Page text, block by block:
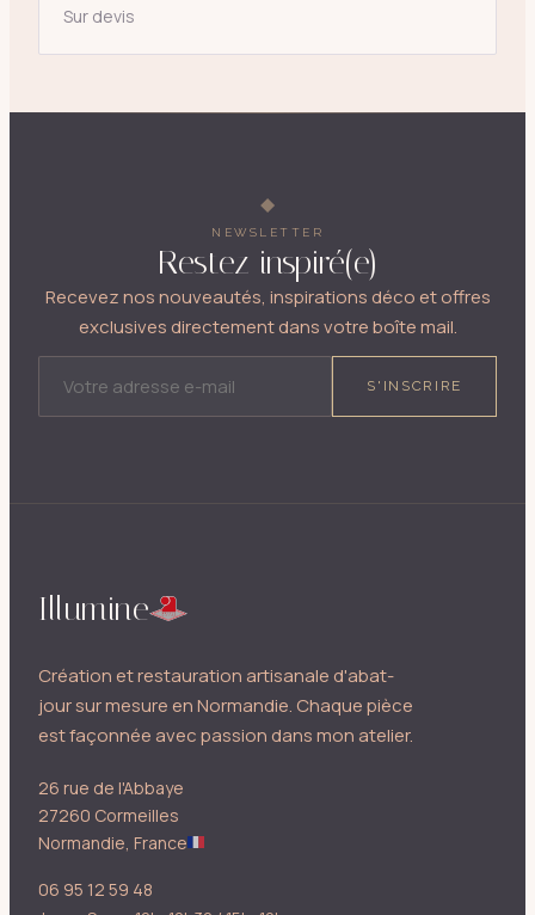
Sur devis
NEWSLETTER
Restez inspiré(e)
Recevez nos nouveautés, inspirations déco et offres
exclusives directement dans votre boîte mail.
S'INSCRIRE
Illumine
Création et restauration artisanale d'abat-
jour sur mesure en Normandie. Chaque pièce
est façonnée avec passion dans mon atelier.
26 rue de l'Abbaye
27260 Cormeilles
Normandie, France
06 95 12 59 48